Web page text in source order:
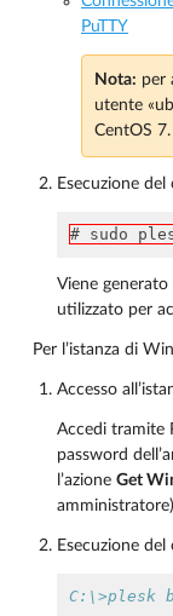
PuTTY
Nota: per
utente
CentOS 7.
Esecuzione
# sudo
Viene
utilizzato per
Per l’istanza di
Accesso
Accedi tramite
password
l’azione Get
Esecuzione
C:\>plesk